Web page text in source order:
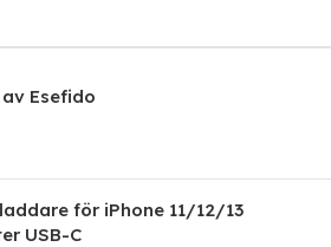
Esefido
för iPhone 11/12/13
USB-C